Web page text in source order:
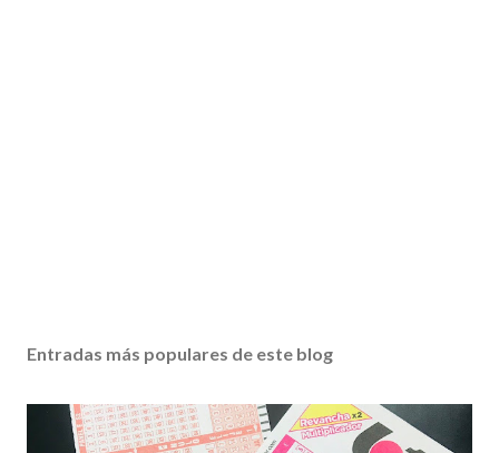
Entradas más populares de este blog